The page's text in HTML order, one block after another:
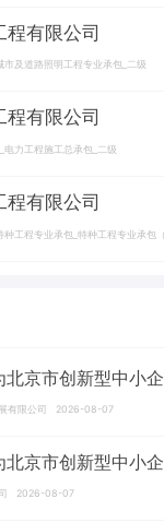
程有限公司
市及道路照明工程专业承包_二级
有限公司
电力工程施工总承包_二级
有限公司
种工程专业承包_特种工程专业承包
京市创新型中小
展有限公司 2026-08-07
京市创新型中小
司 2026-08-07